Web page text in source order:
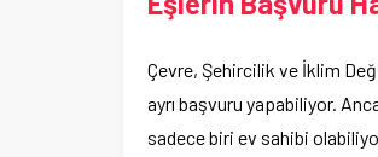
Çevre, Şehircilik ve İklim
ayrı başvuru yapabiliyor.
sadece biri ev sahibi